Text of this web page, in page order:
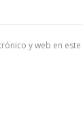
y web en